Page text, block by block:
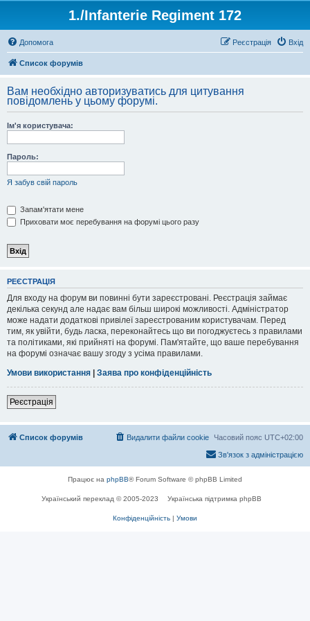
1./Infanterie Regiment 172
Допомога Вхід
Реєстрація
Список форумів
Вам необхідно авторизуватись для цитування
повідомлень у цьому форумі.
Ім'я користувача:
Пароль:
Я забув свій пароль
Запам'ятати мене
Приховати моє перебування на форумі цього разу
РЕЄСТРАЦІЯ
Для входу на форум ви повинні бути зареєстровані. Реєстрація займає
декілька секунд але надає вам більш широкі можливості. Адміністратор
може надати додаткові привілеї зареєстрованим користувачам. Перед
тим, як увійти, будь ласка, переконайтесь що ви погоджуєтесь з правилами
та політиками, які прийняті на форумі. Пам'ятайте, що ваше перебування
на форумі означає вашу згоду з усіма правилами.
Умови використання | Заява про конфіденційність
Реєстрація
Список форумів Часовий пояс UTC+02:00
Видалити файли cookie
Зв'язок з адміністрацією
Працює на phpBB® Forum Software © phpBB Limited
Український переклад © 2005-2023 Українська підтримка phpBB
Конфіденційність | Умови